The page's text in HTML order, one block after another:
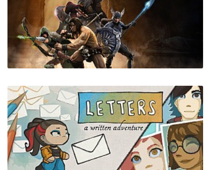
Vengeance
Gauntlet Slayer Edition